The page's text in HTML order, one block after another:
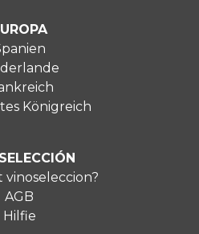
Königreich
vinoseleccion?
AGB
Hilfie